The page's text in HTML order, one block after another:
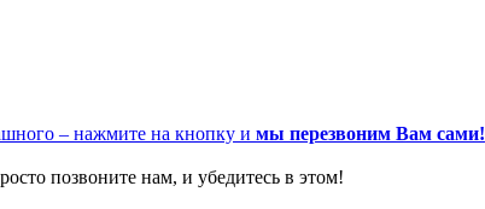
– нажмите на кнопку и мы перезвоним Вам сами!
позвоните нам, и убедитесь в этом!